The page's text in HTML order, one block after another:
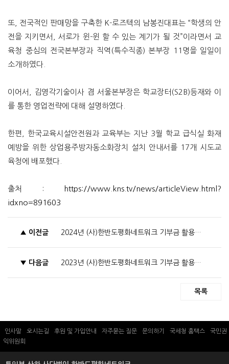
또, 전국적인 판매망을 구축한 K-로즈텍의 남봉진대표는 “학생의 안
전을 지키면서, 서로가 윈-윈 할 수 있는 계기가 될 것”이라면서 교
육청 중심의 전국본부장과 직역(특수직종) 본부장 11명을 일일이
소개하였다.
이어서, 김영각기술이사 겸 서울본부장은 학교장터(S2B)등재와 이
를 통한 영업전략에 대해 설명하였다.
한편, 한국교육시설안전원과 교육부는 지난 3월 학교 급식실 화재
예방을 위한 상업용주방자동소화장치 설치 안내서를 17개 시도교
육청에 배포했다.
출처 :
https://www.kns.tv/news/articleView.html?
idxno=891603
▲ 이전글 2024년 (사)한반도평화네트워크 기부금 활용실적
▼ 다음글 2023년 (사)한반도평화네트워크 기부금 활용실적
목록
인사말 오시는길 후원 및 가입안내 자주묻는 질문 문의하기 국세청 홈택스
국민권
익위원회